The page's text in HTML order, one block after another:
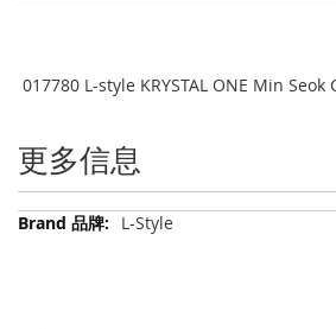
017780 L-style KRYSTAL ONE Min
更多信息
更
L-Style